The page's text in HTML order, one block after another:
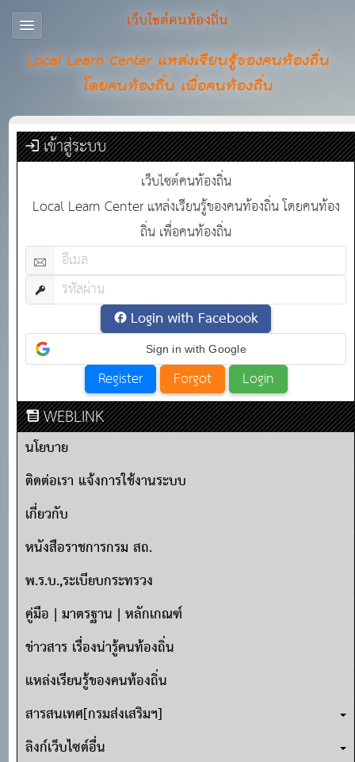
เว็บไซต์คนท้องถิ่น
Local Learn Center แหล่งเรียนรู้ของคนท้องถิ่น
โดยคนท้องถิ่น เพื่อคนท้องถิ่น
เข้าสู่ระบบ
เว็บไซต์คนท้องถิ่น
Local Learn Center แหล่งเรียนรู้ของคนท้องถิ่น โดยคนท้อง
ถิ่น เพื่อคนท้องถิ่น
Login with Facebook
Sign in with Google
WEBLINK
นโยบาย
ติดต่อเรา แจ้งการใช้งานระบบ
เกี่ยวกับ
หนังสือราชการกรม สถ.
พ.ร.บ.,ระเบียบกระทรวง
คู่มือ | มาตรฐาน | หลักเกณฑ์
ข่าวสาร เรื่องน่ารู้คนท้องถิ่น
แหล่งเรียนรู้ของคนท้องถิ่น
สารสนเทศ[กรมส่งเสริมฯ]
ลิงก์เว็บไซต์อื่น